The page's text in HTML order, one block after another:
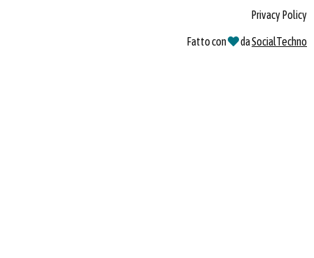
Privacy Policy
Fatto con daSocialTechno